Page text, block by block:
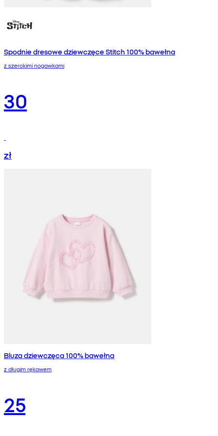
Spodnie dresowe dziewczęce Stitch 100% bawełna
z szerokimi nogawkami
30
zł
Bluza dziewczęca 100% bawełna
z długim rękawem
25